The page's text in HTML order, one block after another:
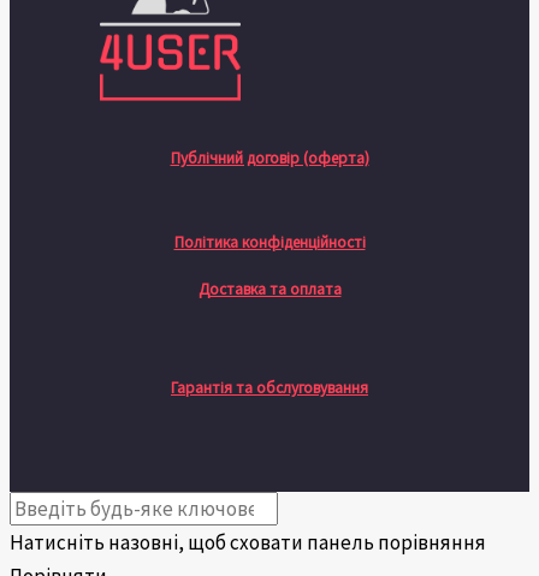
Публічний договір (оферта)
Політика конфіденційності
Доставка та оплата
Гарантія та обслуговування
Натисніть назовні, щоб сховати панель порівняння